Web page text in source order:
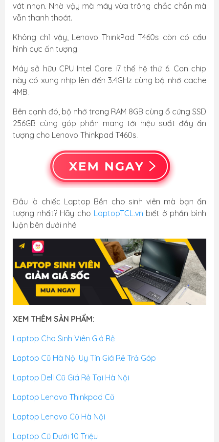
vát nhọn. Nhờ vậy mà máy vừa trông chắc chắn mà
vẫn thanh thoát.
Không chỉ vậy, Lenovo ThinkPad T460s còn có cấu
hình cực ấn tượng.
Máy sở hữu CPU Intel Core i7 thế hệ thứ 6. Con chip
này có xung nhịp lên đến 3.4GHz cùng bộ nhớ cache
4MB.
Bên cạnh đó, bộ nhớ trong RAM 8GB cùng ổ cứng SSD
256GB cùng góp phần mang tới hiệu suất đầy ấn
tượng cho Lenovo Thinkpad T460s.
Đâu là chiếc Laptop Bền cho sinh viên mà bạn ấn
tượng nhất? Hãy cho LaptopTCL.vn biết ở phần bình
luận bên dưới nhé!
XEM THÊM SẢN PHẨM:
Laptop Cho Sinh Viên Giá Rẻ
Laptop Cũ Hà Nội Uy Tín Giá Rẻ Trả Góp
Laptop Dell Cũ Giá Rẻ Tại Hà Nội
Laptop Lenovo Thinkpad Cũ
Laptop Lenovo Cũ Hà Nội
Laptop Cũ Dưới 10 Triệu